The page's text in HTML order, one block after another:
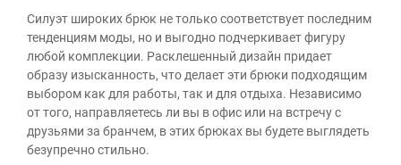
Силуэт широких брюк не только соответствует последним
тенденциям моды, но и выгодно подчеркивает фигуру
любой комплекции. Расклешенный дизайн придает
образу изысканность, что делает эти брюки подходящим
выбором как для работы, так и для отдыха. Независимо
от того, направляетесь ли вы в офис или на встречу с
друзьями за бранчем, в этих брюках вы будете выглядеть
безупречно стильно.